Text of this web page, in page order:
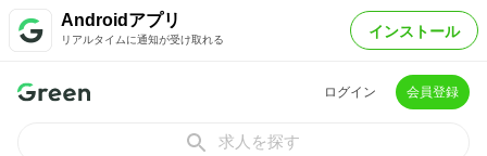
Androidアプリ
リアルタイムに通知が受け取れる インストール
ログイン 会員登録
求人を探す